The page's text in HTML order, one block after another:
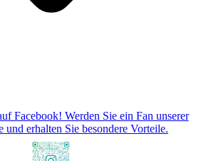
Facebook! Werden Sie ein Fan unserer
und erhalten Sie besondere Vorteile.